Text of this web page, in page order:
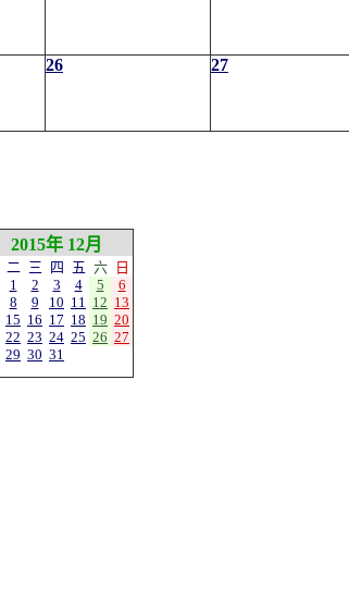
26 27
2015年 12月
二 三 四 五 六
日
1
2 3 4 5
6
8 9 10 11 12 13
15 16 17 18 19 20
22 23 24 25 26 27
29 30 31